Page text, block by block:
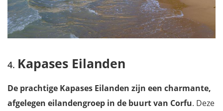
Kapases Eilanden
De prachtige Kapases Eilanden zijn een charmante,
afgelegen eilandengroep in de buurt van Corfu. Deze